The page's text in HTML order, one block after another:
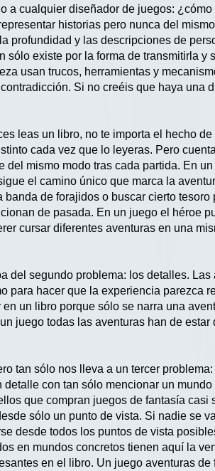
a cualquier diseñador de juegos:
historias pero nunca del
profundidad y las descripciones de
sólo existe por la forma de transmitirla y
usan trucos, herramientas y
Si no creéis que haya una
leas un libro, no te importa el hecho
cada vez que lo leyeras. Pero
mismo modo tras cada partida. En
el camino único que marca la
de forajidos o buscar cierto
de pasada. En un juego el héroe
cursar diferentes aventuras en una
del segundo problema: los detalles.
para hacer que la experiencia parezca
un libro porque sólo se narra una
juego todas las aventuras han de
tan sólo nos lleva a un tercer
con tan sólo mencionar un
que compran juegos de fantasía
sólo un punto de vista. Si nadie se
desde todos los puntos de vista
en mundos concretos tienen aquí la
en el libro. Un juego aventuras